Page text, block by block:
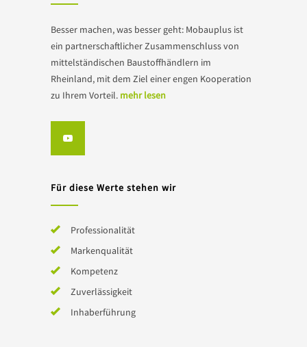
Besser machen, was besser geht: Mobauplus ist
ein partnerschaftlicher Zusammenschluss von
mittelständischen Baustoffhändlern im
Rheinland, mit dem Ziel einer engen Kooperation
zu Ihrem Vorteil. mehr lesen
Für diese Werte stehen wir
Professionalität
Markenqualität
Kompetenz
Zuverlässigkeit
Inhaberführung